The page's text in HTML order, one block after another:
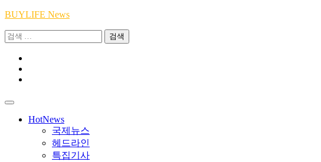
Skip
content
BUYLIFE News
검
HotNews
국제뉴스
헤드라인
특집기사